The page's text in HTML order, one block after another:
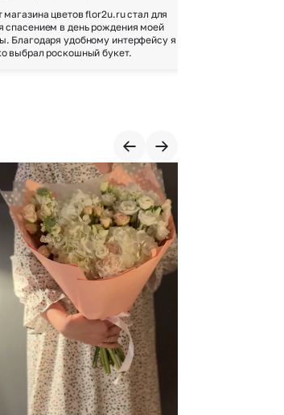
магазина цветов flor2u.ru стал для
спасением в день рождения моей
Благодаря удобному интерфейсу я
выбрал роскошный букет.